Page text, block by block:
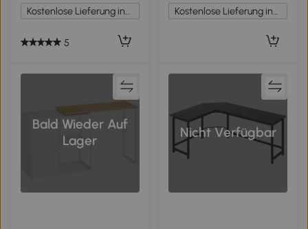
Kostenlose Lieferung innerhalb Deutschlands
5
Kostenlose Lieferung innerhalb Deutschlands
Bald Wieder Auf
Lager
Nicht Verfügbar